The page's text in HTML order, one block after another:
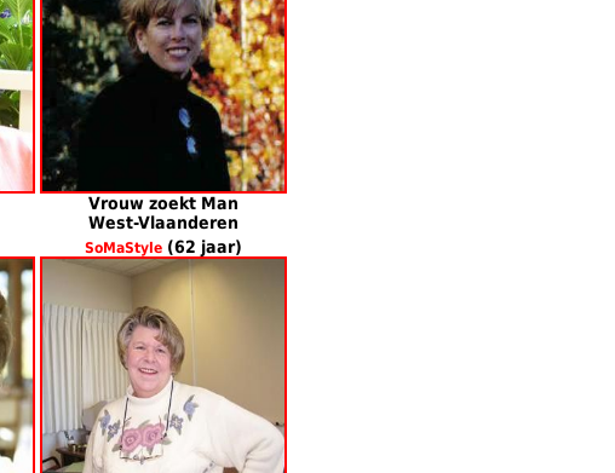
Vrouw zoekt Man
West-Vlaanderen
SoMaStyle(62 jaar)